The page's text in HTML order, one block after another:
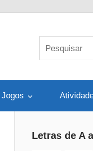
Jogos
Letras de A